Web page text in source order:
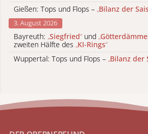
Gießen: Tops und Flops – „Bilanz der
3. August 2026
Bayreuth: „Siegfried“ und „
zweiten Hälfte des „KI-Rings“
Wuppertal: Tops und Flops – „Bilanz der